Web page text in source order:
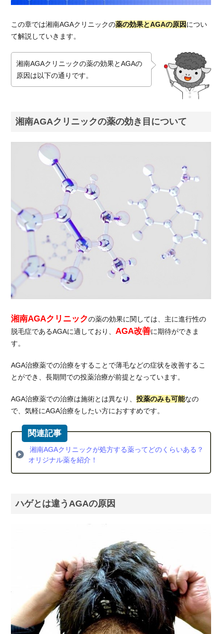
効き
つい
て
1.2.
ハゲ
とは
違う
因
湘南
種類
と費
用
2.1.
湘南
AGA
クリ
独自
開発
の治
2.2.
湘南
クリ
ニッ
薬の
種類
2.3.
湘南
AGA
クの
クの
薬費
用の
全額
この章では湘南AGAクリニックの薬の効果とAGAの原因につい
て解説していきます。
湘南AGAクリニックの薬の効果とAGAの
原因は以下の通りです。
湘南AGAクリニックの薬の効き目について
湘南AGAクリニックの薬の効果に関しては、主に進行性の
脱毛症であるAGAに適しており、 AGA改善に期待ができま
す。
AGA治療薬での治療をすることで薄毛などの症状を改善するこ
とができ、長期間での投薬治療が前提となっています。
AGA治療薬での治療は施術とは異なり、投薬のみも可能なの
で、気軽にAGA治療をしたい方におすすめです。
湘南AGAクリニックが処方する薬ってどのくらいある？
オリジナル薬を紹介！
ハゲとは違うAGAの原因